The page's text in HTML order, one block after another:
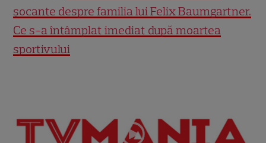
șocante despre familia lui Felix Baumgartner.
Ce s-a întâmplat imediat după moartea
sportivului